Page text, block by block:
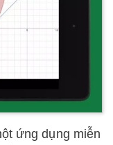
ứng dụng miễn